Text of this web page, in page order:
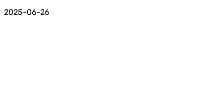
2025-06-26